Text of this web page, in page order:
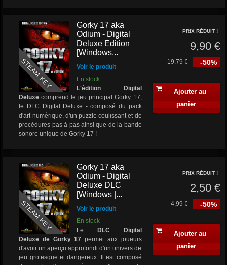
STEAM KEY
Gorky 17 aka
Odium - Digital
Deluxe Edition
[Windows...
Voir le produit
En stock
L'édition Digital
Deluxe comprend le jeu principal Gorky 17,
le DLC Digital Deluxe - composé du pack
d'art numérique, d'un puzzle coulissant et de
procédures pas à pas ainsi que de la bande
sonore unique de Gorky 17 !
PRIX RÉDUIT !
9,90 €
-50%
19,79 €
Ajouter au
panier
STEAM KEY
Gorky 17 aka
Odium - Digital
Deluxe DLC
[Windows |...
Voir le produit
En stock
Le
DLC Digital
Deluxe de Gorky 17 permet aux joueurs
d'avoir un aperçu approfondi d'un univers de
jeu grotesque et dangereux. Il est composé
PRIX RÉDUIT !
2,50 €
-50%
4,99 €
Ajouter au
panier